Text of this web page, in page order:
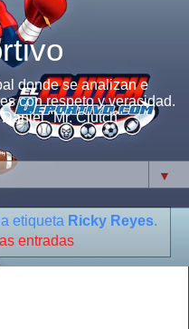
donde se analizan e
con respeto y veracidad.
"Mr. Clutch"
▼
etiqueta Ricky Reyes.
entradas